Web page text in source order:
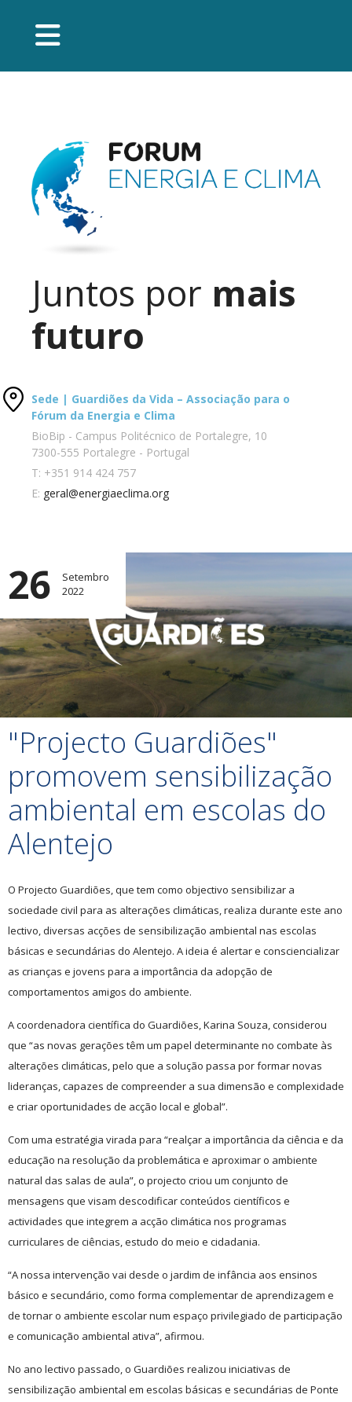
Juntos por mais
futuro
Sede | Guardiões da Vida – Associação para o
Fórum da Energia e Clima
BioBip - Campus Politécnico de Portalegre, 10
7300-555 Portalegre - Portugal
T: +351 914 424 757
E: geral@energiaeclima.org
26
Setembro
2022
"Projecto Guardiões"
promovem sensibilização
ambiental em escolas do
Alentejo
O Projecto Guardiões, que tem como objectivo sensibilizar a
sociedade civil para as alterações climáticas, realiza durante este ano
lectivo, diversas acções de sensibilização ambiental nas escolas
básicas e secundárias do Alentejo. A ideia é alertar e consciencializar
as crianças e jovens para a importância da adopção de
comportamentos amigos do ambiente.
A coordenadora científica do Guardiões, Karina Souza, considerou
que “as novas gerações têm um papel determinante no combate às
alterações climáticas, pelo que a solução passa por formar novas
lideranças, capazes de compreender a sua dimensão e complexidade
e criar oportunidades de acção local e global”.
Com uma estratégia virada para “realçar a importância da ciência e da
educação na resolução da problemática e aproximar o ambiente
natural das salas de aula”, o projecto criou um conjunto de
mensagens que visam descodificar conteúdos científicos e
actividades que integrem a acção climática nos programas
curriculares de ciências, estudo do meio e cidadania.
“A nossa intervenção vai desde o jardim de infância aos ensinos
básico e secundário, como forma complementar de aprendizagem e
de tornar o ambiente escolar num espaço privilegiado de participação
e comunicação ambiental ativa”, afirmou.
No ano lectivo passado, o Guardiões realizou iniciativas de
sensibilização ambiental em escolas básicas e secundárias de Ponte